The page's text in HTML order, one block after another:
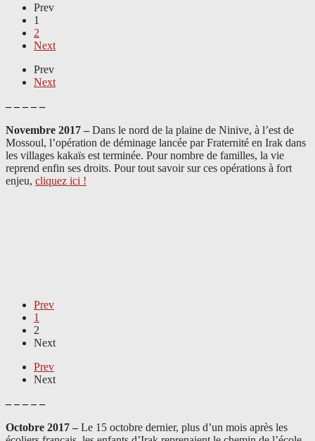
Prev
1
2
Next
Prev
Next
– – – – –
Novembre 2017 – Dans le nord de la plaine de Ninive, à l’est de
Mossoul, l’opération de déminage lancée par Fraternité en Irak dans
les villages kakaïs est terminée. Pour nombre de familles, la vie
reprend enfin ses droits. Pour tout savoir sur ces opérations à fort
enjeu, cliquez ici !
Prev
1
2
Next
Prev
Next
– – – – –
Octobre 2017 – Le 15 octobre dernier, plus d’un mois après les